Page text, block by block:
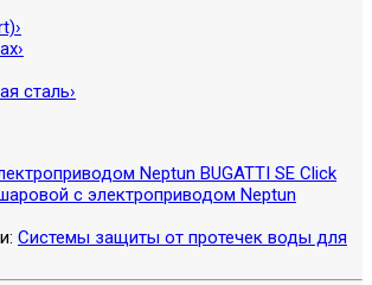
›
›
сталь›
Neptun BUGATTI SE Click
с электроприводом Neptun
Системы защиты от протечек воды для